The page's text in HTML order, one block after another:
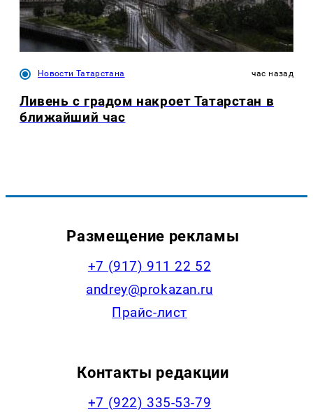
Новости Татарстана час назад
Ливень с градом накроет Татарстан в
ближайший час
Размещение рекламы
+7 (917) 911 22 52
andrey@prokazan.ru
Прайс-лист
Контакты редакции
+7 (922) 335-53-79